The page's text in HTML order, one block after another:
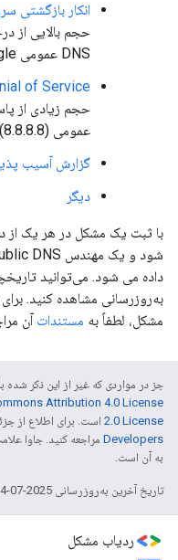
انکار بازگشتی
DNS عمومی Google دریافت می‌کنند.
of Service
عمومی Google (8.8.8.8).
گزارش آسیب
دیگر
با ثبت یک مشکل در هر یک از
داده می شود. می‌توانید
به‌روزرسانی مشاهده کنید.
مشکل، لطفاً به مستندات آن
جز در مواردی که غیر از این ذکر
Attribution 4.0 License
2.0 License است. برای اطلاع از
Developers‏
به آن است.
تاریخ آخرین به‌روزرسانی 2025-07-24 به‌وقت ساعت هماهنگ جهانی.
ردیاب مشکل